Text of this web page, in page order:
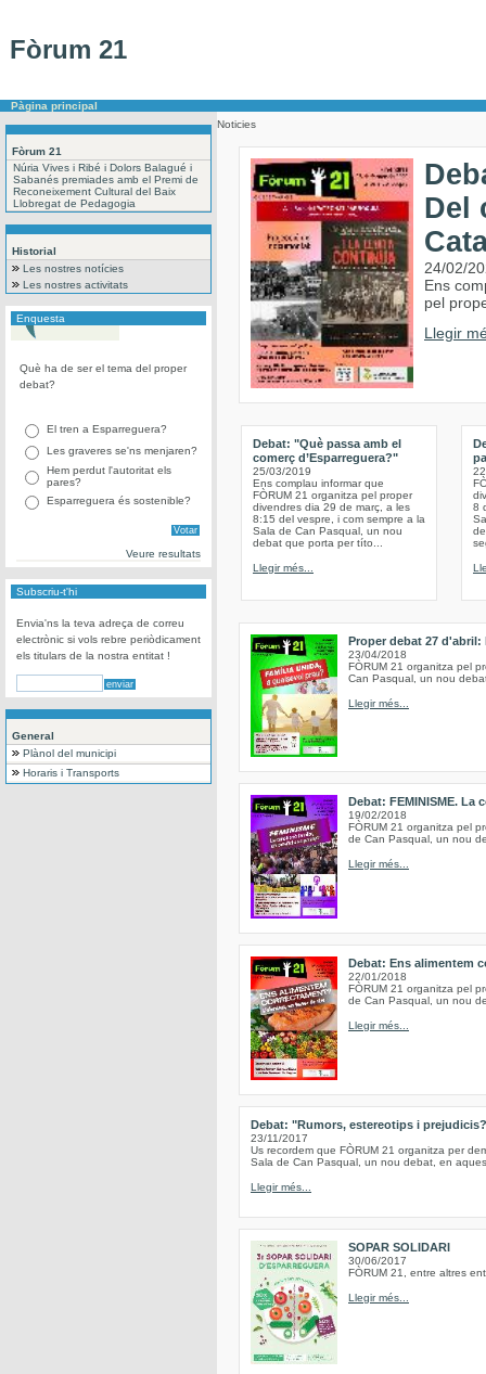
Fòrum 21
Pàgina principal
Fòrum 21
Núria Vives i Ribé i Dolors Balagué i
Sabanés premiades amb el Premi de
Reconeixement Cultural del Baix
Llobregat de Pedagogia
Historial
Les nostres notícies
Les nostres activitats
Enquesta
Què ha de ser el tema del proper
debat?
El tren a Esparreguera?
Les graveres se'ns menjaren?
Hem perdut l'autoritat els
pares?
Esparreguera és sostenible?
Veure resultats
Subscriu-t'hi
Envia'ns la teva adreça de correu
electrònic si vols rebre periòdicament
els titulars de la nostra entitat !
General
Plànol del municipi
Horaris i Transports
Noticies
Del
24/02/
Ens
pel
Llegir
Debat: "Què passa amb el
comerç d’Esparreguera?"
25/03/2019
Ens complau informar que
FÒRUM 21 organitza pel proper
divendres dia 29 de març, a les
8:15 del vespre, i com sempre a la
Sala de Can Pasqual, un nou
debat que porta per títo...
Llegir més...
8
Proper debat 27
23/04/2018
FÒRUM 21 organitza pel
Can Pasqual, un nou
Llegir més...
Debat: FEMINISME.
19/02/2018
FÒRUM 21 organitza pel
de Can Pasqual, un nou
Llegir més...
Debat: Ens alimentem
22/01/2018
FÒRUM 21 organitza pel
de Can Pasqual, un nou
Llegir més...
Debat: "Rumors, estereotips i
23/11/2017
Us recordem que FÒRUM 21 organitza per
Sala de Can Pasqual, un nou debat, en
Llegir més...
SOPAR SOLIDARI
30/06/2017
FÒRUM 21, entre altres
Llegir més...